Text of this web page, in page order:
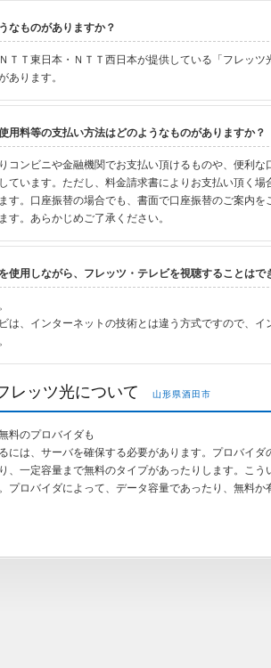
なものがありますか？
ＴＴ東日本・ＮＴＴ西日本が提供している「フレッ
あります。
用料等の支払い方法はどのようなものがありますか？
コンビニや金融機関でお支払い頂けるものや、便利
ています。ただし、料金請求書によりお支払い頂く
す。口座振替の場合でも、書面で口座振替のご案内
す。あらかじめご了承ください。
使用しながら、フレッツ・テレビを視聴することはで
は、インターネットの技術とは違う方式ですので、
レッツ光について 山形県酒田市
料のプロバイダも
には、サーバを確保する必要があります。プロバイ
、一定容量まで無料のタイプがあったりします。こ
プロバイダによって、データ容量であったり、無料